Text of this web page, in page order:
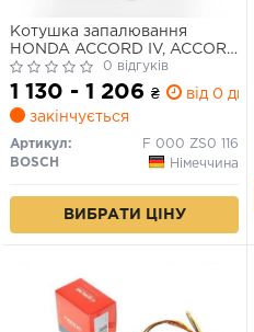
Котушка запалювання
HONDA ACCORD IV, ACCORD
V, ACCORD VI, CIVIC V, CIVIC
VI, CR-V I, CRX III, DOMANI,
HR-V, INTEGRA, LOGO,
ORTHIA / PARTNER,
PRELUDE IV, PRELUDE V,
SHUTTLE, STEPWGN 1.3-2.3
0 відгуків
1 130 - 1 206 ₴
від 0 дн.
закінчується
Артикул:
F 000 ZS0 116
BOSCH
Німеччина
ВИБРАТИ ЦІНУ